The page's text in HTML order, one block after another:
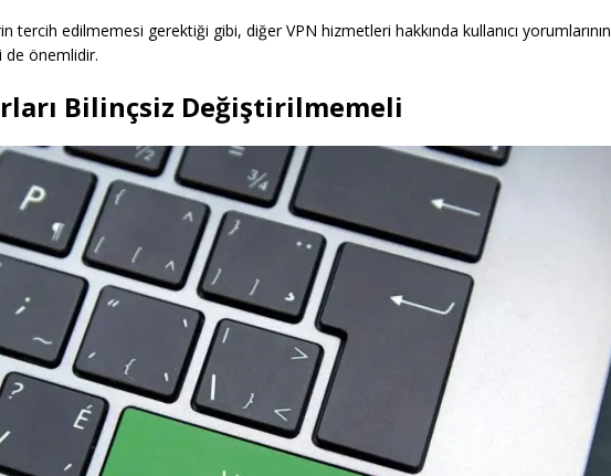
tercih edilmemesi gerektiği gibi, diğer VPN hizmetleri hakkında kullanıcı yorumlarının
önemlidir.
Bilinçsiz Değiştirilmemeli